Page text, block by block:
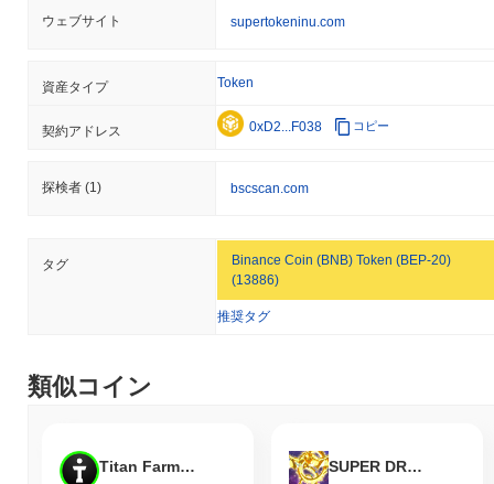
ウェブサイト supertokeninu.com
資産タイプ Token
契約アドレス 0xD2...F038 コピー
探検者 (1) bscscan.com
タグ
Binance Coin (BNB) Token (BEP-20)
(13886)
推奨タグ
類似コイン
Titan Farms Incentive Token SUPER DRAGON